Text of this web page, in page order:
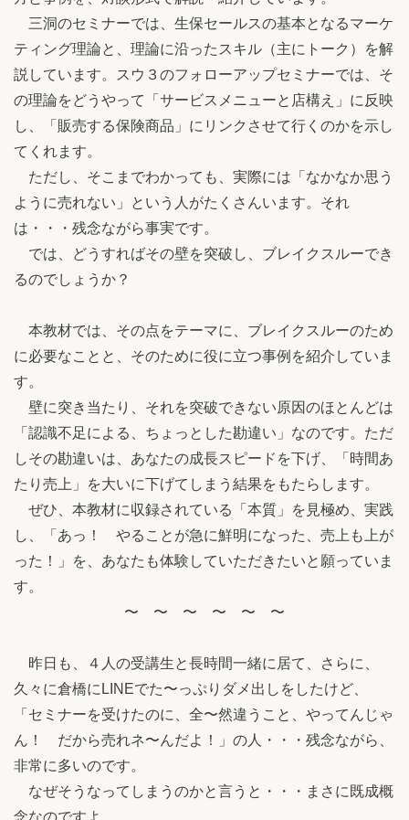
三洞のセミナーでは、生保セールスの基本となるマーケ
ティング理論と、理論に沿ったスキル（主にトーク）を解
説しています。スウ３のフォローアップセミナーでは、そ
の理論をどうやって「サービスメニューと店構え」に反映
し、「販売する保険商品」にリンクさせて行くのかを示し
てくれます。
ただし、そこまでわかっても、実際には「なかなか思う
ように売れない」という人がたくさんいます。それ
は・・・残念ながら事実です。
では、どうすればその壁を突破し、ブレイクスルーでき
るのでしょうか？
本教材では、その点をテーマに、ブレイクスルーのため
に必要なことと、そのために役に立つ事例を紹介していま
す。
壁に突き当たり、それを突破できない原因のほとんどは
「認識不足による、ちょっとした勘違い」なのです。ただ
しその勘違いは、あなたの成長スピードを下げ、「時間あ
たり売上」を大いに下げてしまう結果をもたらします。
ぜひ、本教材に収録されている「本質」を見極め、実践
し、「あっ！ やることが急に鮮明になった、売上も上が
った！」を、あなたも体験していただきたいと願っていま
す。
〜 〜 〜 〜 〜 〜
昨日も、４人の受講生と長時間一緒に居て、さらに、
久々に倉橋にLINEでた〜っぷりダメ出しをしたけど、
「セミナーを受けたのに、全〜然違うこと、やってんじゃ
ん！ だから売れネ〜んだよ！」の人・・・残念ながら、
非常に多いのです。
なぜそうなってしまうのかと言うと・・・まさに既成概
念なのですよ。